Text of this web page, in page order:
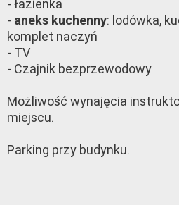
- łazienka
- aneks kuchenny: lodówka,
komplet naczyń
- TV
- Czajnik bezprzewodowy
Możliwość wynajęcia
miejscu.
Parking przy budynku.